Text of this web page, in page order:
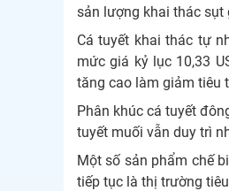
sản lượng khai thác sụt
Cá tuyết khai thác tự
mức giá kỷ lục 10,33
tăng cao làm giảm tiêu
Phân khúc cá tuyết
tuyết muối vẫn duy trì
Một số sản phẩm chế
tiếp tục là thị trường